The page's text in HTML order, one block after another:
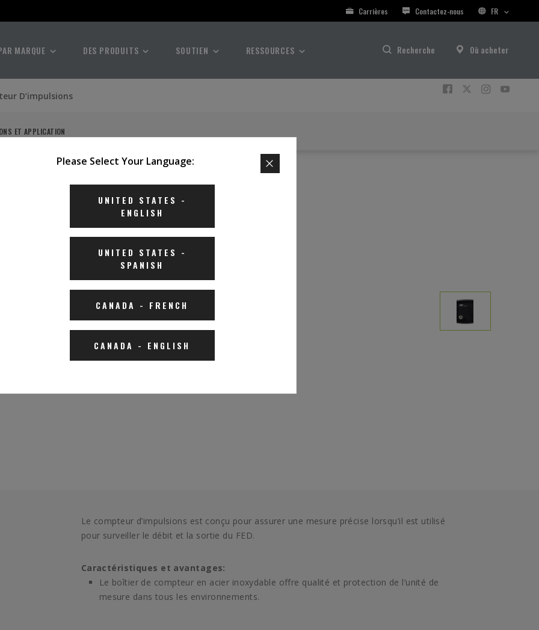
Please Select Your Language:
UNITED STATES -
ENGLISH
UNITED STATES -
SPANISH
CANADA - FRENCH
CANADA - ENGLISH
Carrières Contactez-nous FR
MARQUE DES PRODUITS SOUTIEN RESSOURCES Recherche Où acheter
D’impulsions
ET APPLICATION
Le compteur d’impulsions est conçu pour assurer une mesure précise lorsqu’il est utilisé
pour surveiller le débit et la sortie du FED.
Caractéristiques et avantages:
Le boîtier de compteur en acier inoxydable offre qualité et protection de l’unité de
mesure dans tous les environnements.